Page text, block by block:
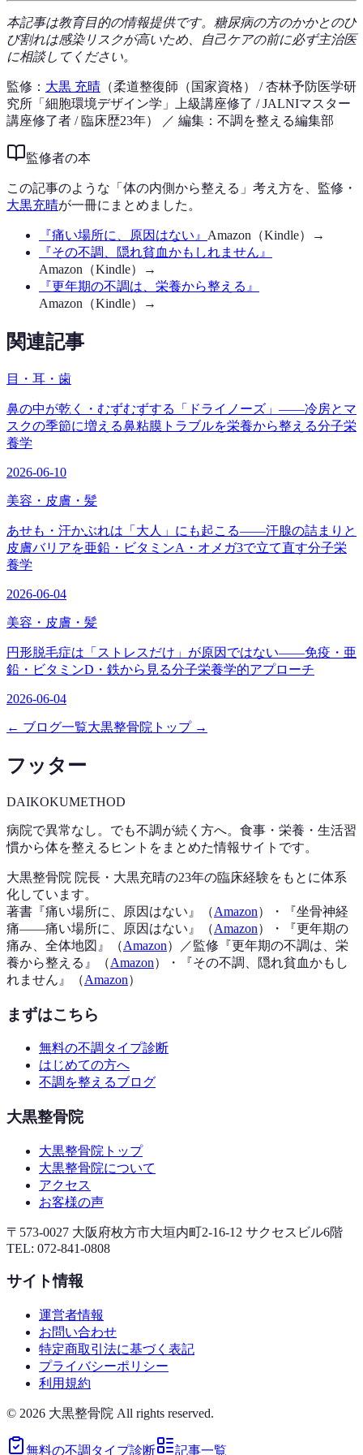
本記事は教育目的の情報提供です。糖尿病の方のかかとのひ
び割れは感染リスクが高いため、自己ケアの前に必ず主治医
に相談してください。
監修： 大黒 充晴 （柔道整復師（国家資格） / 杏林予防医学研
究所「細胞環境デザイン学」上級講座修了 / JALNIマスター
講座修了者 / 臨床歴23年）
／ 編集：不調を整える編集部
監修者の本
この記事のような「体の内側から整える」考え方を、監修・
大黒充晴が一冊にまとめました。
『痛い場所に、原因はない 』 Amazon（Kindle）→
『その不調、隠れ貧血かもしれません 』
Amazon（Kindle）→
『更年期の不調は、栄養から整える 』
Amazon（Kindle）→
関連記事
目・耳・歯
鼻の中が乾く・むずむずする「ドライノーズ」——冷房とマ
スクの季節に増える鼻粘膜トラブルを栄養から整える分子栄
養学
2026-06-10
美容・皮膚・髪
あせも・汗かぶれは「大人」にも起こる——汗腺の詰まりと
皮膚バリアを亜鉛・ビタミンA・オメガ3で立て直す分子栄
養学
2026-06-04
美容・皮膚・髪
円形脱毛症は「ストレスだけ」が原因ではない——免疫・亜
鉛・ビタミンD・鉄から見る分子栄養学的アプローチ
2026-06-04
← ブログ一覧大黒整骨院トップ →
フッター
DAIKOKUMETHOD
病院で異常なし。でも不調が続く方へ。食事・栄養・生活習
慣から体を整えるヒントをまとめた情報サイトです。
大黒整骨院 院長・大黒充晴の23年の臨床経験をもとに体系
化しています。
著書『痛い場所に、原因はない 』（Amazon） ・『坐骨神経
痛——痛い場所に、原因はない 』（Amazon） ・『更年期の
痛み、全体地図 』（Amazon） ／監修『更年期の不調は、栄
養から整える 』（Amazon） ・『その不調、隠れ貧血かもし
れません 』（Amazon）
まずはこちら
無料の不調タイプ診断
はじめての方へ
不調を整えるブログ
大黒整骨院
大黒整骨院トップ
大黒整骨院について
アクセス
お客様の声
〒573-0027 大阪府枚方市大垣内町2-16-12 サクセスビル6階
TEL: 072-841-0808
サイト情報
運営者情報
お問い合わせ
特定商取引法に基づく表記
プライバシーポリシー
利用規約
© 2026 大黒整骨院 All rights reserved.
無料の不調タイプ診断 記事一覧